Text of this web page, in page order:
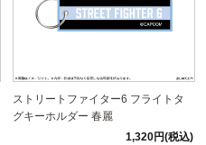
ストリートファイター6 フライトタ
グキーホルダー 春麗
1,320円(税込)